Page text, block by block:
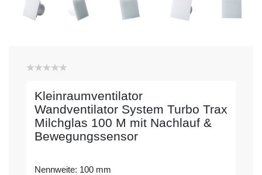
Kleinraumventilator
Wandventilator System Turbo Trax
Milchglas 100 M mit Nachlauf &
Bewegungssensor
Nennweite: 100 mm